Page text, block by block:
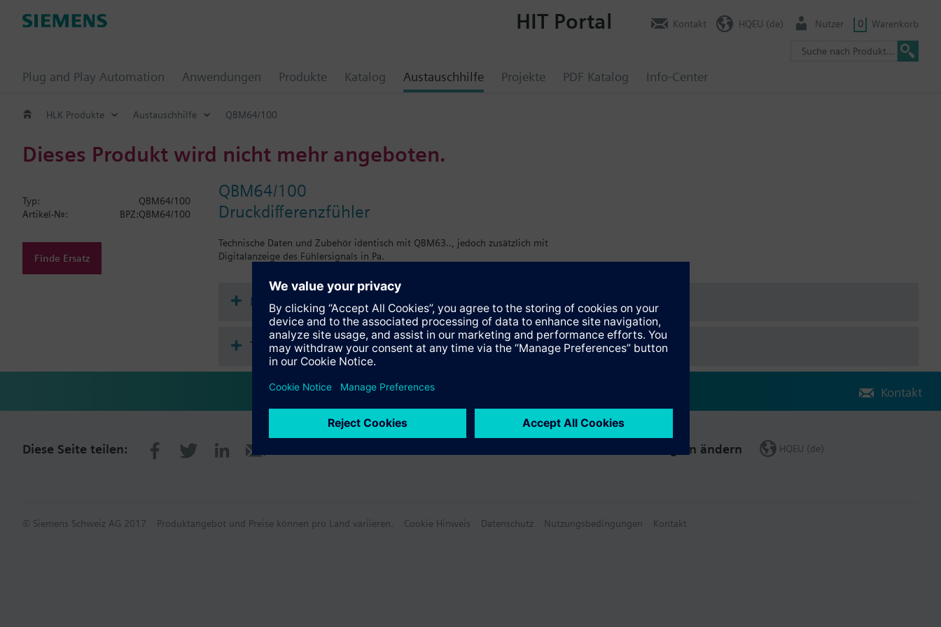
Plug and Play Automation Anwendungen Produkte Katalog Austauschhilfe Projekte PDF Katalog Info-Center
HIT Portal Kontakt HQEU (de) Nutzer 0 Warenkorb
HLK Produkte Austauschhilfe QBM64/100
Dieses Produkt wird nicht mehr angeboten.
QBM64/100
Druckdifferenzfühler
Technische Daten und Zubehör identisch mit QBM63.., jedoch zusätzlich mit
Digitalanzeige des Fühlersignals in Pa.
Typ:
QBM64/100
Artikel-Nr.:
BPZ:QBM64/100
Finde Ersatz
Dokumente
Technische Daten
Kontakt
Diese Seite teilen: Region ändern HQEU (de)
© Siemens Schweiz AG 2017 Produktangebot und Preise können pro Land variieren. Cookie Hinweis Datenschutz Nutzungsbedingungen Kontakt